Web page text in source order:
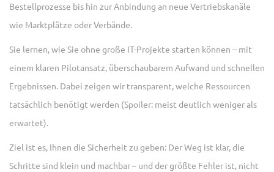
Bestellprozesse bis hin zur Anbindung an neue Vertriebskanäle
wie Marktplätze oder Verbände.
Sie lernen, wie Sie ohne große IT-Projekte starten können – mit
einem klaren Pilotansatz, überschaubarem Aufwand und schnellen
Ergebnissen. Dabei zeigen wir transparent, welche Ressourcen
tatsächlich benötigt werden (Spoiler: meist deutlich weniger als
erwartet).
Ziel ist es, Ihnen die Sicherheit zu geben: Der Weg ist klar, die
Schritte sind klein und machbar – und der größte Fehler ist, nicht